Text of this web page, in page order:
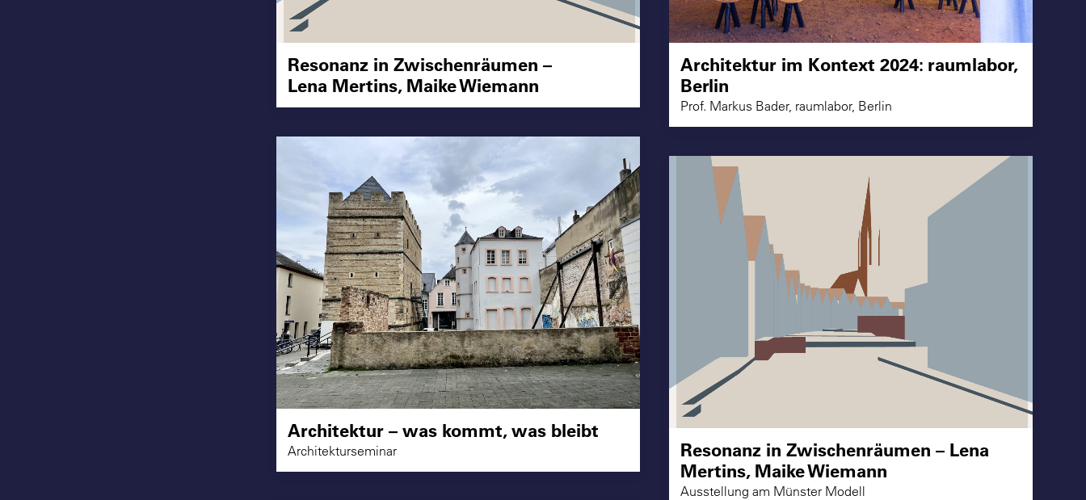
Resonanz in Zwischenräumen –
Lena Mertins, Maike Wiemann
Architektur im Kontext 2024: raumlabor,
Berlin
Prof. Markus Bader, raumlabor, Berlin
Architektur – was kommt, was bleibt
Architekturseminar
Resonanz in Zwischenräumen – Lena
Mertins, Maike Wiemann
Ausstellung am Münster Modell